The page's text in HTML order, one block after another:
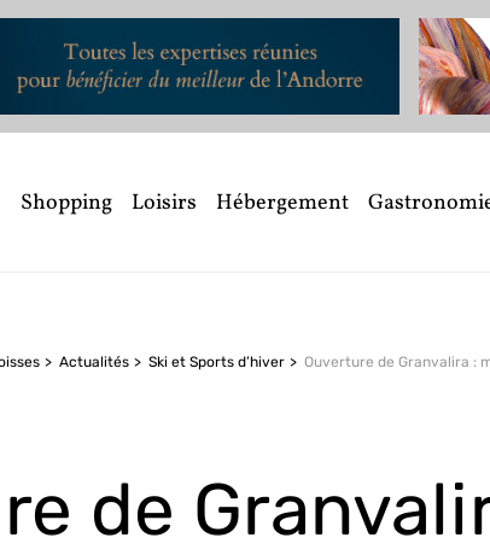
Shopping Loisirs Hébergement
Actualités Ski et Sports d’hiver
de